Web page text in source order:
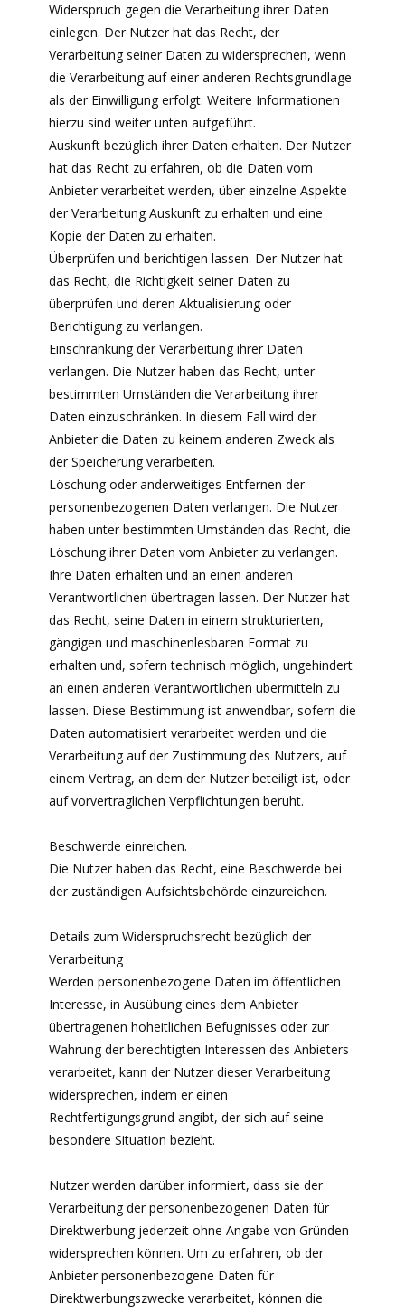
Widerspruch gegen die Verarbeitung ihrer Daten
einlegen. Der Nutzer hat das Recht, der
Verarbeitung seiner Daten zu widersprechen, wenn
die Verarbeitung auf einer anderen Rechtsgrundlage
als der Einwilligung erfolgt. Weitere Informationen
hierzu sind weiter unten aufgeführt.
Auskunft bezüglich ihrer Daten erhalten. Der Nutzer
hat das Recht zu erfahren, ob die Daten vom
Anbieter verarbeitet werden, über einzelne Aspekte
der Verarbeitung Auskunft zu erhalten und eine
Kopie der Daten zu erhalten.
Überprüfen und berichtigen lassen. Der Nutzer hat
das Recht, die Richtigkeit seiner Daten zu
überprüfen und deren Aktualisierung oder
Berichtigung zu verlangen.
Einschränkung der Verarbeitung ihrer Daten
verlangen. Die Nutzer haben das Recht, unter
bestimmten Umständen die Verarbeitung ihrer
Daten einzuschränken. In diesem Fall wird der
Anbieter die Daten zu keinem anderen Zweck als
der Speicherung verarbeiten.
Löschung oder anderweitiges Entfernen der
personenbezogenen Daten verlangen. Die Nutzer
haben unter bestimmten Umständen das Recht, die
Löschung ihrer Daten vom Anbieter zu verlangen.
Ihre Daten erhalten und an einen anderen
Verantwortlichen übertragen lassen. Der Nutzer hat
das Recht, seine Daten in einem strukturierten,
gängigen und maschinenlesbaren Format zu
erhalten und, sofern technisch möglich, ungehindert
an einen anderen Verantwortlichen übermitteln zu
lassen. Diese Bestimmung ist anwendbar, sofern die
Daten automatisiert verarbeitet werden und die
Verarbeitung auf der Zustimmung des Nutzers, auf
einem Vertrag, an dem der Nutzer beteiligt ist, oder
auf vorvertraglichen Verpflichtungen beruht.
Beschwerde einreichen.
Die Nutzer haben das Recht, eine Beschwerde bei
der zuständigen Aufsichtsbehörde einzureichen.
Details zum Widerspruchsrecht bezüglich der
Verarbeitung
Werden personenbezogene Daten im öffentlichen
Interesse, in Ausübung eines dem Anbieter
übertragenen hoheitlichen Befugnisses oder zur
Wahrung der berechtigten Interessen des Anbieters
verarbeitet, kann der Nutzer dieser Verarbeitung
widersprechen, indem er einen
Rechtfertigungsgrund angibt, der sich auf seine
besondere Situation bezieht.
Nutzer werden darüber informiert, dass sie der
Verarbeitung der personenbezogenen Daten für
Direktwerbung jederzeit ohne Angabe von Gründen
widersprechen können. Um zu erfahren, ob der
Anbieter personenbezogene Daten für
Direktwerbungszwecke verarbeitet, können die